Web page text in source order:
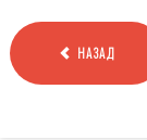
НАЗАД